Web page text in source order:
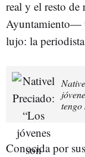
real y el resto
Ayuntamiento—
lujo: la
tengo
Conocida por